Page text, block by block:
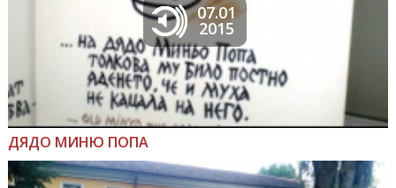
07.01
2015
ДЯДО МИНЮ ПОПА